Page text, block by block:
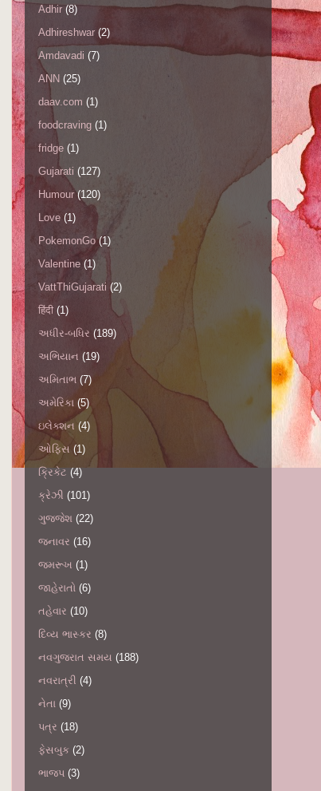
Adhir (8)
Adhireshwar (2)
Amdavadi (7)
ANN (25)
daav.com (1)
foodcraving (1)
fridge (1)
Gujarati (127)
Humour (120)
Love (1)
PokemonGo (1)
Valentine (1)
VattThiGujarati (2)
हिंदी (1)
અધીર-બધિર (189)
અભિયાન (19)
અમિતાભ (7)
અમેરિકા (5)
ઇલેક્શન (4)
ઓફિસ (1)
ક્રિકેટ (4)
ક્રેઝી (101)
ગુજ્જેશ (22)
જનાવર (16)
જમરૂખ (1)
જાહેરાતો (6)
તહેવાર (10)
દિવ્ય ભાસ્કર (8)
નવગુજરાત સમય (188)
નવરાત્રી (4)
નેતા (9)
પત્ર (18)
ફેસબુક (2)
ભાજપ (3)